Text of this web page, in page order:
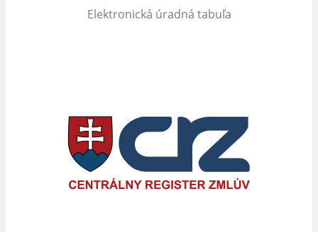
Elektronická úradná tabuľa